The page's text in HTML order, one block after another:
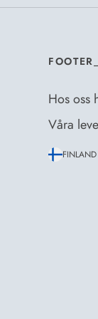
Hos oss
Våra